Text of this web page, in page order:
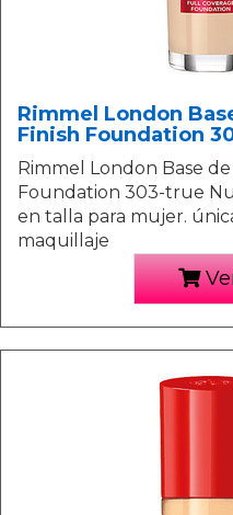
Rimmel London
Finish Foundation
Rimmel London Base
Foundation 303-true
en talla para mujer.
maquillaje